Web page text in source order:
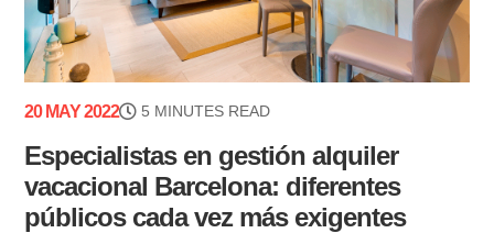
20 MAY 2022 5 MINUTES READ
Especialistas en gestión alquiler
vacacional Barcelona: diferentes
públicos cada vez más exigentes